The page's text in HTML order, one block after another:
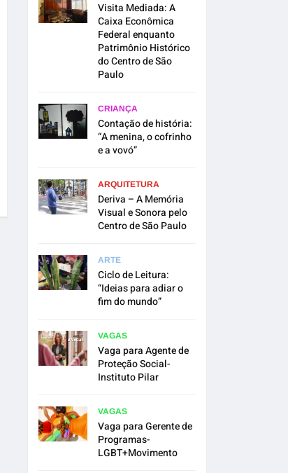
Visita Mediada: A
Caixa Econômica
Federal enquanto
Patrimônio Histórico
do Centro de São
Paulo
CRIANÇA
Contação de história:
“A menina, o cofrinho
e a vovó”
ARQUITETURA
Deriva – A Memória
Visual e Sonora pelo
Centro de São Paulo
ARTE
Ciclo de Leitura:
“Ideias para adiar o
fim do mundo”
VAGAS
Vaga para Agente de
Proteção Social-
Instituto Pilar
VAGAS
Vaga para Gerente de
Programas-
LGBT+Movimento